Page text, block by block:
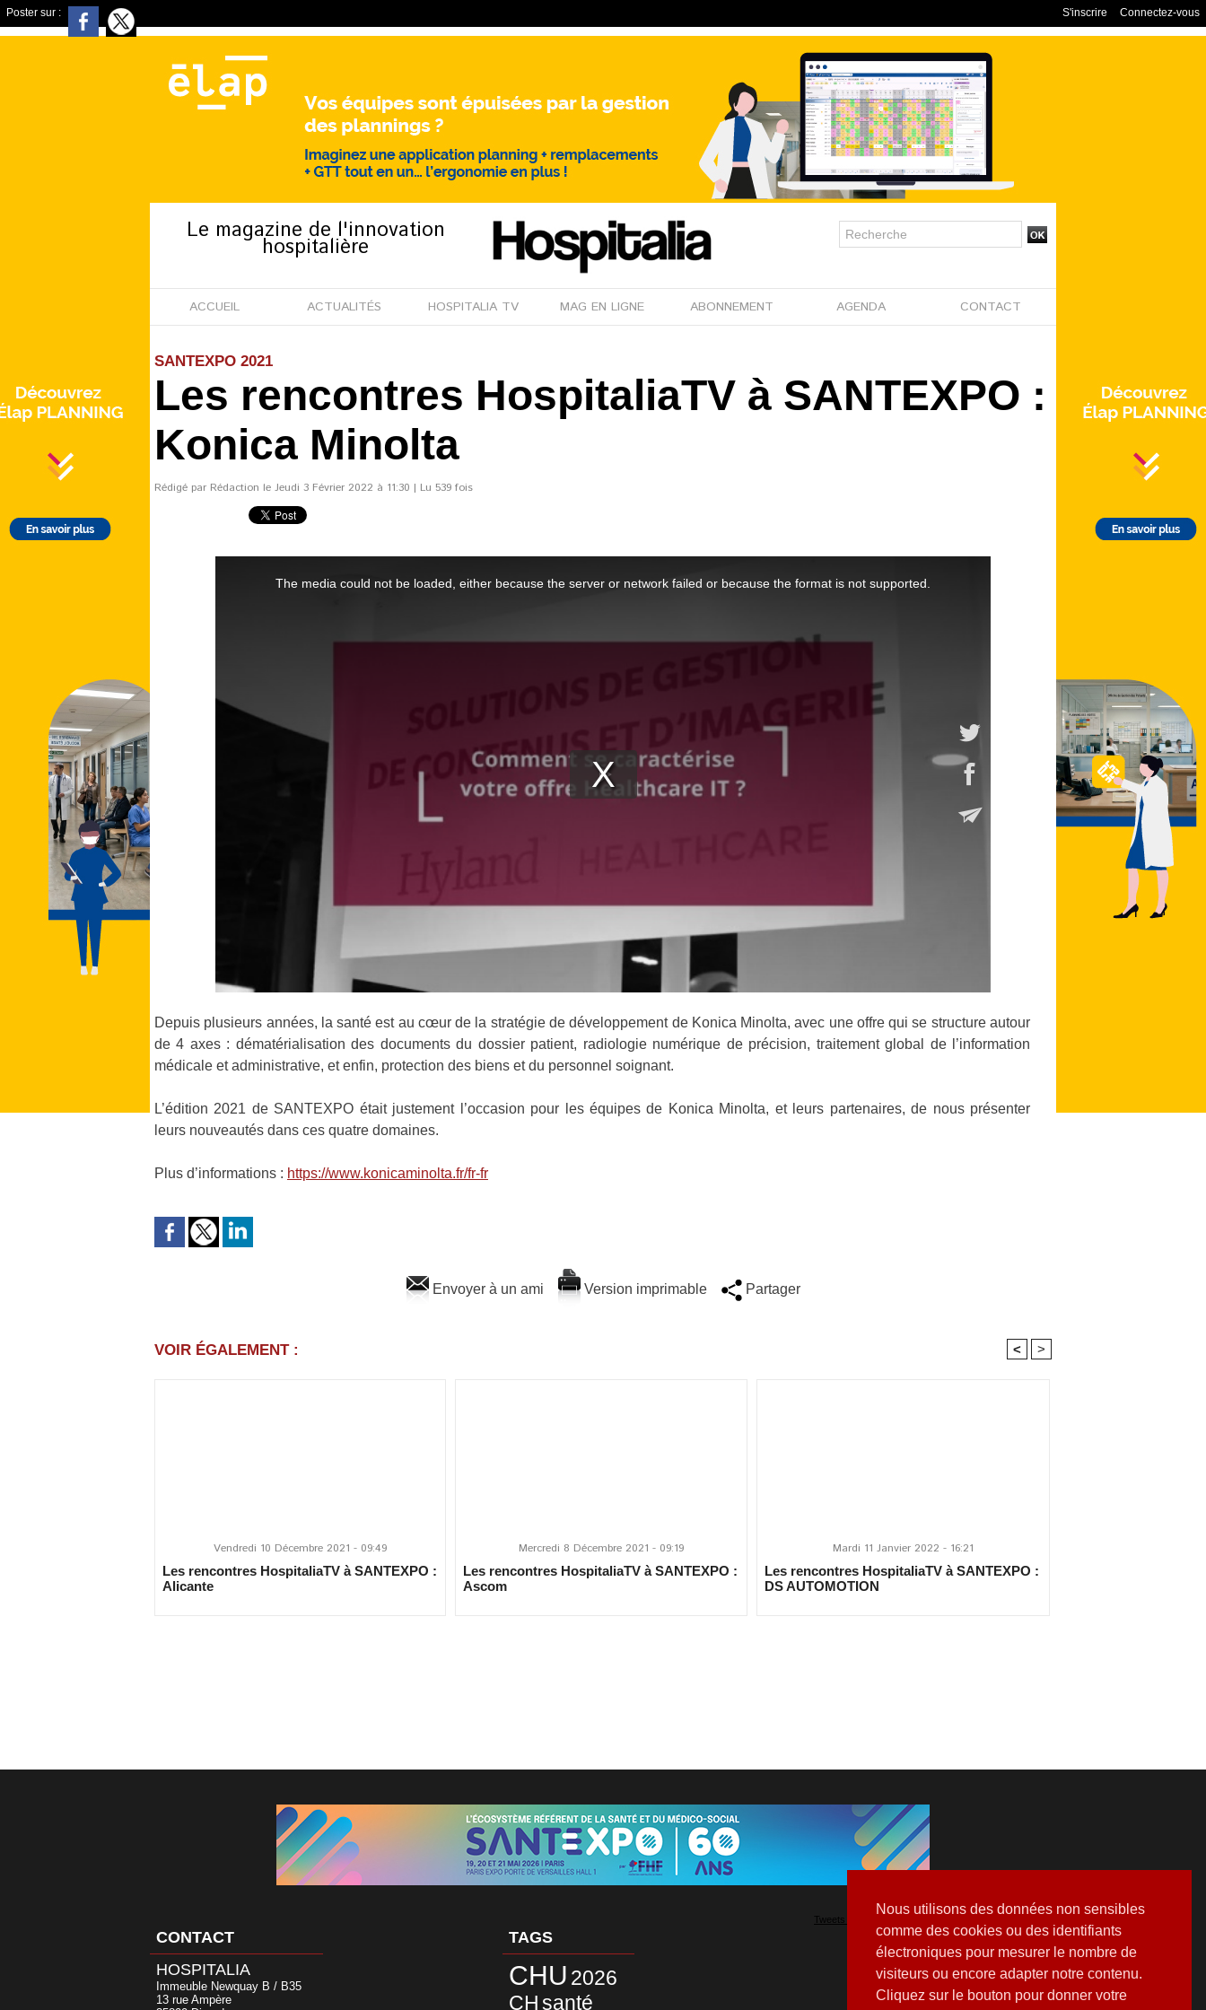
Nous utilisons des données non sensibles
comme des cookies ou des identifiants
électroniques pour mesurer le nombre de
visiteurs ou encore adapter notre contenu.
Cliquez sur le bouton pour donner votre
Poster sur : Connectez-vous
S'inscrire
Le magazine de l'innovation
hospitalière
ACCUEIL ACTUALITÉS HOSPITALIA TV MAG EN LIGNE ABONNEMENT AGENDA CONTACT
SANTEXPO 2021
Les rencontres HospitaliaTV à SANTEXPO :
Konica Minolta
Rédigé par Rédaction le Jeudi 3 Février 2022 à 11:30 | Lu 539 fois
Depuis plusieurs années, la santé est au cœur de la stratégie de développement de Konica Minolta, avec une offre qui se structure autour
de 4 axes : dématérialisation des documents du dossier patient, radiologie numérique de précision, traitement global de l’information
médicale et administrative, et enfin, protection des biens et du personnel soignant.
L’édition 2021 de SANTEXPO était justement l’occasion pour les équipes de Konica Minolta, et leurs partenaires, de nous présenter
leurs nouveautés dans ces quatre domaines.
Plus d’informations : https://www.konicaminolta.fr/fr-fr
Envoyer à un ami Version imprimable Partager
VOIR ÉGALEMENT : < >
Vendredi 10 Décembre 2021 - 09:49
Les rencontres HospitaliaTV à SANTEXPO :
Alicante
Mercredi 8 Décembre 2021 - 09:19
Les rencontres HospitaliaTV à SANTEXPO :
Ascom
Mardi 11 Janvier 2022 - 16:21
Les rencontres HospitaliaTV à SANTEXPO :
DS AUTOMOTION
CONTACT
HOSPITALIA
Immeuble Newquay B / B35
13 rue Ampère
TAGS
CHU 2026
CHsanté
Tweets by Hospitalia_Mag